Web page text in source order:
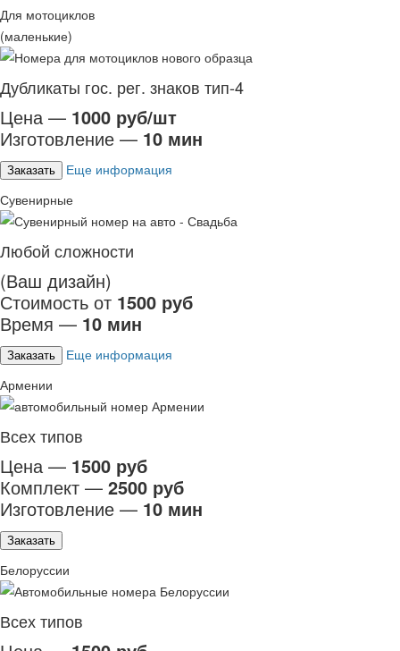
Для мотоциклов
(маленькие)
Дубликаты гос. рег. знаков тип-4
Цена — 1000 руб/шт
Изготовление — 10 мин
Заказать
Еще информация
Сувенирные
Любой сложности
(Ваш дизайн)
Стоимость от 1500 руб
Время — 10 мин
Заказать
Еще информация
Армении
Всех типов
Цена — 1500 руб
Комплект — 2500 руб
Изготовление — 10 мин
Заказать
Белоруссии
Всех типов